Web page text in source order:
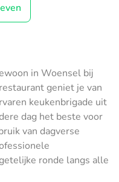
in Woensel bij
geniet je van
keukenbrigade uit
dag het beste voor
van dagverse
ronde langs alle